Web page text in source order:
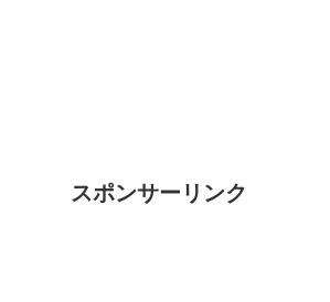
スポンサーリンク